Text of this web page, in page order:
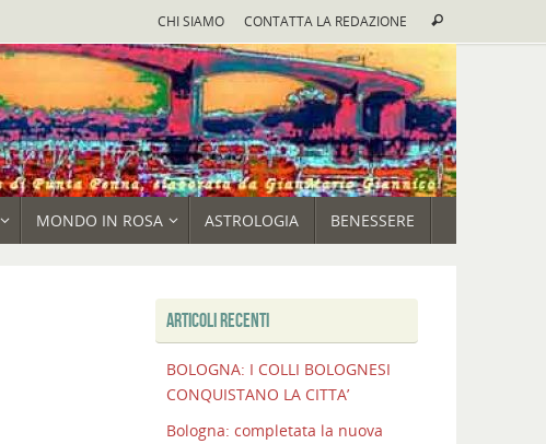
CHI SIAMO CONTATTA LA REDAZIONE Cerca
MONDO IN ROSA ASTROLOGIA BENESSERE
ARTICOLI RECENTI
BOLOGNA: I COLLI BOLOGNESI
CONQUISTANO LA CITTA’
Bologna: completata la nuova